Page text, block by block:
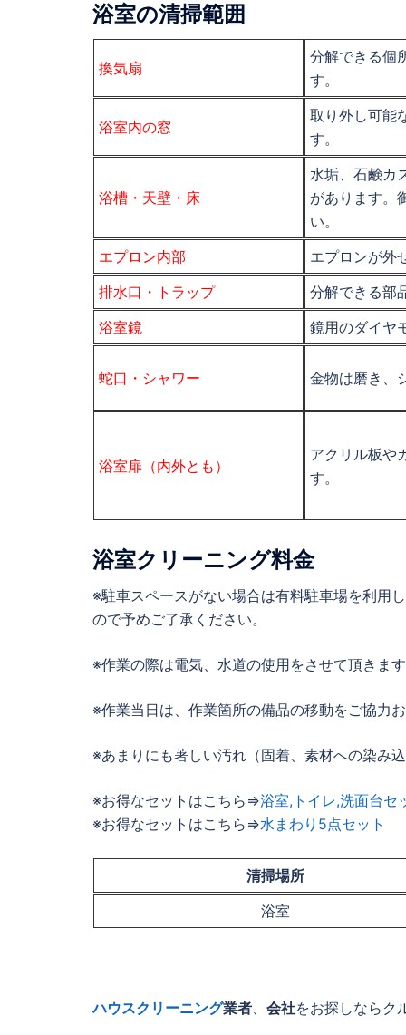
浴室の清掃範囲
換気扇
分解できる個
す。
浴室内の窓
取り外し可能
す。
浴槽・天壁・床
水垢、石鹸カ
があります。
い。
エプロン内部
エプロンが外
排水口・トラップ
分解できる部
浴室鏡
鏡用のダイヤ
蛇口・シャワー 金物は磨き、
浴室扉（内外とも）
アクリル板や
す。
浴室クリーニング料金
※駐車スペースがない場合は有料駐車場を利用
ので予めご了承ください。
※作業の際は電気、水道の使用をさせて頂きま
※作業当日は、作業箇所の備品の移動をご協力
※あまりにも著しい汚れ（固着、素材への染み
※お得なセットはこちら⇒浴室,トイレ,洗面台セ
※お得なセットはこちら⇒水まわり5点セット
清掃場所
浴室
ハウスクリーニング業者、 会社をお探しならク